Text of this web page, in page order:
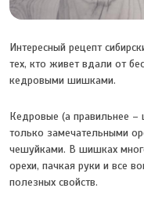
Интересный рецепт
тех, кто живет вдали от
кедровыми шишками.
Кедровые (а правильнее –
только замечательными
чешуйками. В шишках
орехи, пачкая руки и все
полезных свойств.